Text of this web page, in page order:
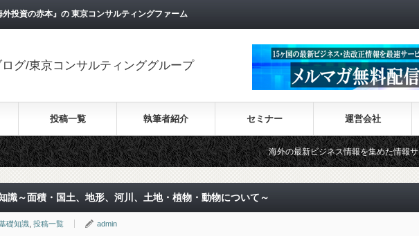
投資の赤本』の 東京コンサルティングファーム
グ/東京コンサルティンググループ
投稿一覧 執筆者紹介 セミナー 運営会社
海外の最新ビジネス情報を集めた情報サイト【Wiki-
識～面積・国土、地形、河川、土地・植物・動物について～
礎知識 投稿一覧 admin